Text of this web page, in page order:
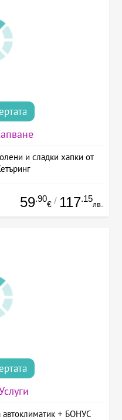
и сладки хапки от
59.90
€ / 117.15
лв.
автоклиматик + БОНУС